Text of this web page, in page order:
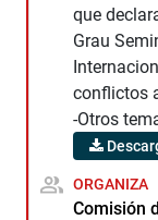
que
Grau
conflictos
-Otros
ORGANIZA
Comisión